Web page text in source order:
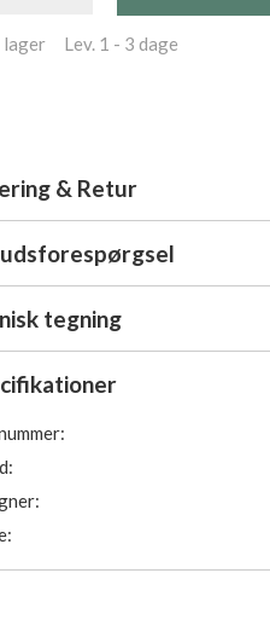
lager Lev. 1 - 3 dage
& Retur
tegning